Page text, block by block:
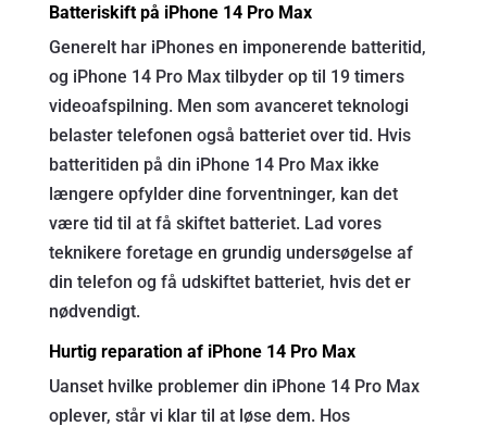
Batteriskift på iPhone 14 Pro Max
Generelt har iPhones en imponerende batteritid,
og iPhone 14 Pro Max tilbyder op til 19 timers
videoafspilning. Men som avanceret teknologi
belaster telefonen også batteriet over tid. Hvis
batteritiden på din iPhone 14 Pro Max ikke
længere opfylder dine forventninger, kan det
være tid til at få skiftet batteriet. Lad vores
teknikere foretage en grundig undersøgelse af
din telefon og få udskiftet batteriet, hvis det er
nødvendigt.
Hurtig reparation af iPhone 14 Pro Max
Uanset hvilke problemer din iPhone 14 Pro Max
oplever, står vi klar til at løse dem. Hos